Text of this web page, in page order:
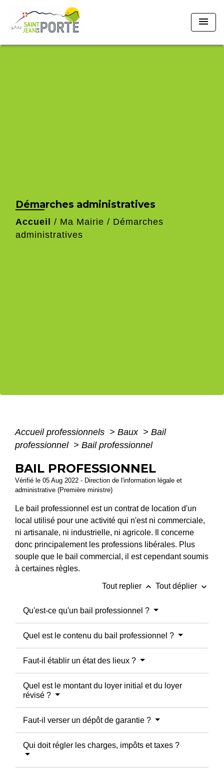
menu
Démarches administratives
Accueil / Ma Mairie / Démarches
administratives
Accueil professionnels > Baux > Bail
professionnel > Bail professionnel
BAIL PROFESSIONNEL
Vérifié le 05 Aug 2022 - Direction de l'information légale et
administrative (Première ministre)
Le bail professionnel est un contrat de location d'un
local utilisé pour une activité qui n'est ni commerciale,
ni artisanale, ni industrielle, ni agricole. Il concerne
donc principalement les professions libérales. Plus
souple que le bail commercial, il est cependant soumis
à certaines règles.
Tout replier keyboard_arrow_up Tout déplier keyboard_arrow_down
Qu'est-ce qu'un bail professionnel ?
Quel est le contenu du bail professionnel ?
Faut-il établir un état des lieux ?
Quel est le montant du loyer initial et du loyer
révisé ?
Faut-il verser un dépôt de garantie ?
Qui doit régler les charges, impôts et taxes ?